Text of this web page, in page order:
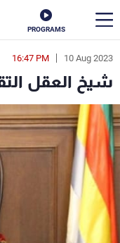
PROGRAMS
10 Aug 2023
16:47 PM
شيخ العقل
en
الأخبار
سياسة
إقتصاد
منوعات
كأس العالم